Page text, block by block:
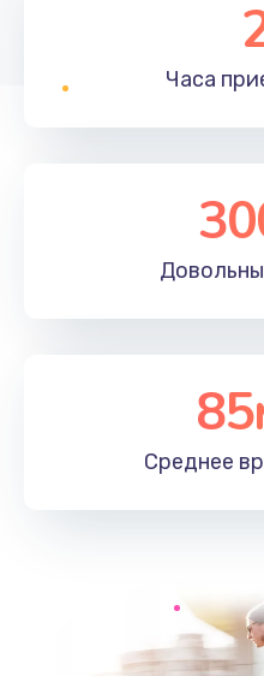
Часа
Среднее